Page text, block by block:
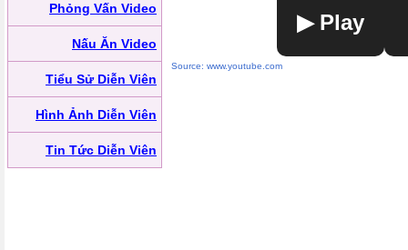
Phỏng Vấn Video
Nấu Ăn Video
Tiểu Sử Diễn Viên
Hình Ảnh Diễn Viên
Tin Tức Diễn Viên
▶ Play
Source: www.youtube.com